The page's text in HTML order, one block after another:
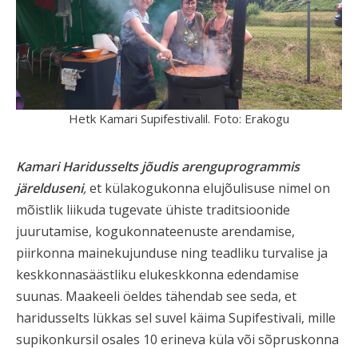
Hetk Kamari Supifestivalil. Foto: Erakogu
Kamari Haridusselts jõudis arenguprogrammis
järelduseni,et külakogukonna elujõulisuse nimel on
mõistlik liikuda tugevate ühiste traditsioonide
juurutamise, kogukonnateenuste arendamise,
piirkonna mainekujunduse ning teadliku turvalise ja
keskkonnasäästliku elukeskkonna edendamise
suunas. Maakeeli öeldes tähendab see seda, et
haridusselts lükkas sel suvel käima Supifestivali, mille
supikonkursil osales 10 erineva küla või sõpruskonna